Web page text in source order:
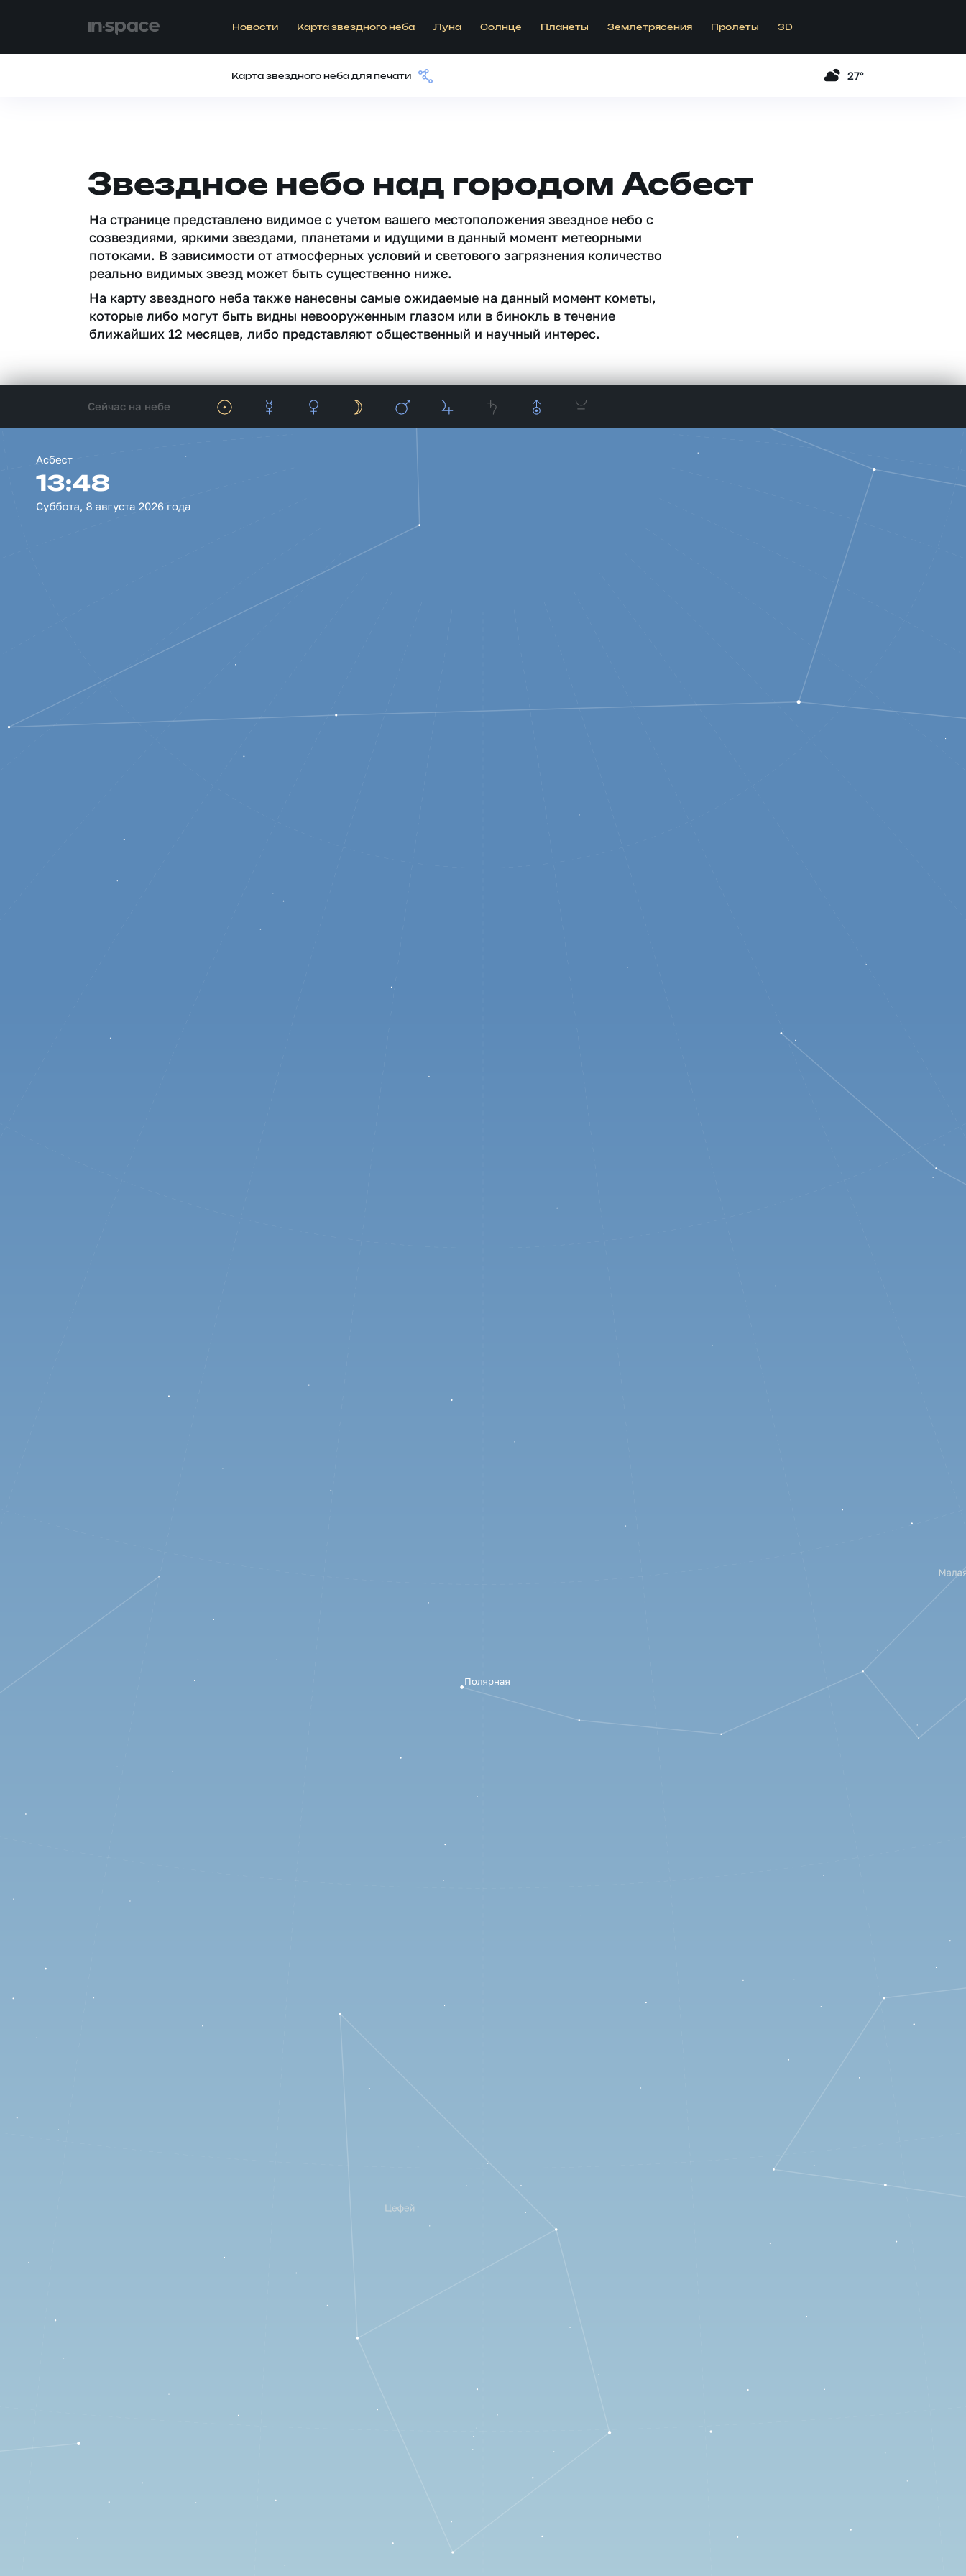
Новости Карта звездного неба Луна Солнце Планеты Землетрясения Пролеты 3D
Карта звездного неба для печати 27°
Звездное небо над городом Асбест
На странице представлено видимое c учетом вашего местоположения звездное небо c
созвездиями, яркими звездами, планетами и идущими в данный момент метеорными
потоками. В зависимости от атмосферных условий и светового загрязнения количество
реально видимых звезд может быть существенно ниже.
На карту звездного неба также нанесены самые ожидаемые на данный момент кометы,
которые либо могут быть видны невооруженным глазом или в бинокль в течение
ближайших 12 месяцев, либо представляют общественный и научный интерес.
Сейчас на небе